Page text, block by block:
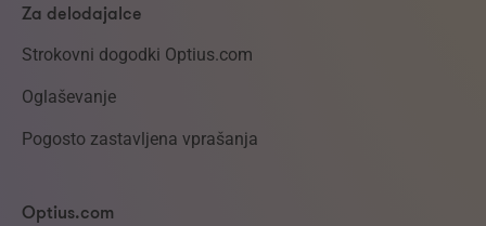
Za delodajalce
Strokovni dogodki Optius.com
Oglaševanje
Pogosto zastavljena vprašanja
Optius.com